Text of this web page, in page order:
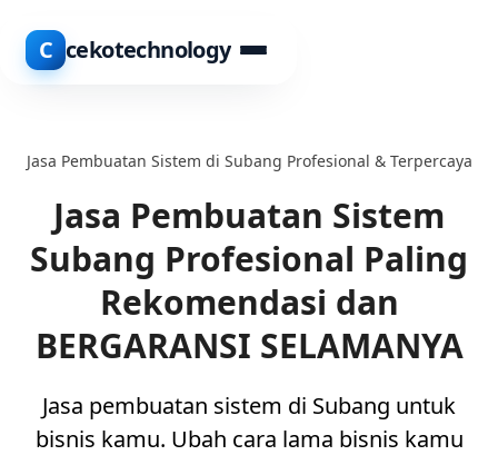
C cekotechnology
Jasa Pembuatan Sistem di Subang Profesional & Terpercaya
Jasa Pembuatan Sistem
Subang Profesional Paling
Rekomendasi dan
BERGARANSI SELAMANYA
Jasa pembuatan sistem di Subang untuk
bisnis kamu. Ubah cara lama bisnis kamu